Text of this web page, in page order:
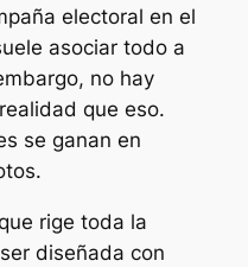
electoral en el
asociar todo a
no hay
que eso.
se ganan en
rige toda la
diseñada con